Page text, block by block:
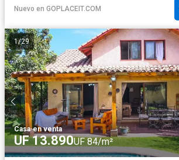
Nuevo en GOPLACEIT.COM
1/29
Casa·en venta
UF 13.890UF 84/m²